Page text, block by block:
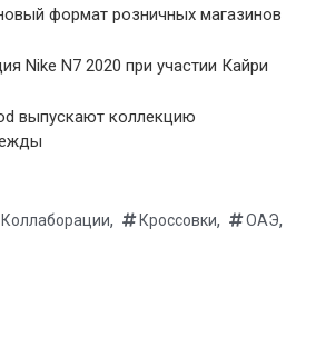
формат розничных магазинов
Nike N7 2020 при участии Кайри
выпускают коллекцию
Коллаборации, Кроссовки, ОАЭ,